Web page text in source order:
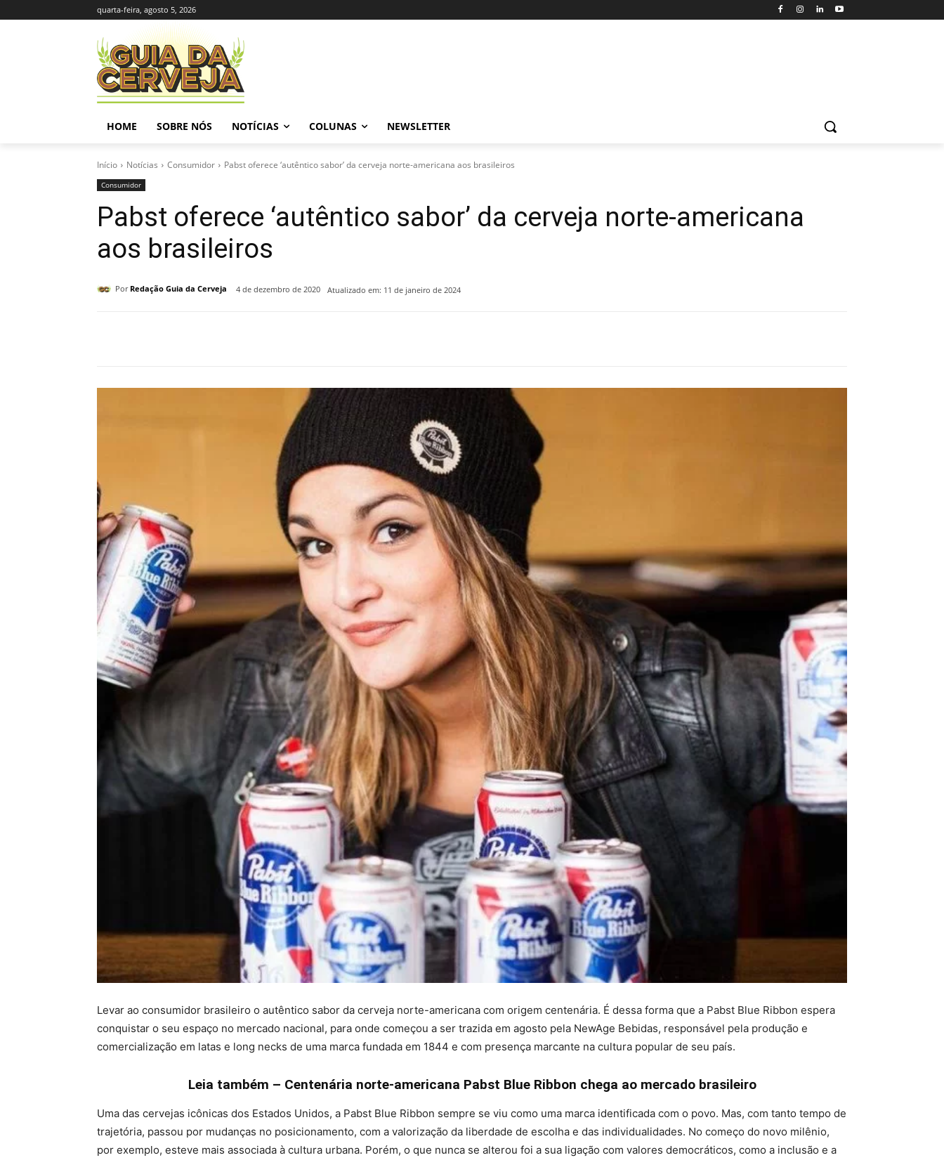
quarta-feira, agosto 5, 2026
HOME SOBRE NÓS NOTÍCIAS COLUNAS NEWSLETTER
Início Notícias Consumidor Pabst oferece ‘autêntico sabor’ da cerveja norte-americana aos brasileiros
Consumidor
Pabst oferece ‘autêntico sabor’ da cerveja norte-americana
aos brasileiros
Por Redação Guia da Cerveja 4 de dezembro de 2020 Atualizado em: 11 de janeiro de 2024
Levar ao consumidor brasileiro o autêntico sabor da cerveja norte-americana com origem centenária. É dessa forma que a Pabst Blue Ribbon espera
conquistar o seu espaço no mercado nacional, para onde começou a ser trazida em agosto pela NewAge Bebidas, responsável pela produção e
comercialização em latas e long necks de uma marca fundada em 1844 e com presença marcante na cultura popular de seu país.
Leia também – Centenária norte-americana Pabst Blue Ribbon chega ao mercado brasileiro
Uma das cervejas icônicas dos Estados Unidos, a Pabst Blue Ribbon sempre se viu como uma marca identificada com o povo. Mas, com tanto tempo de
trajetória, passou por mudanças no posicionamento, com a valorização da liberdade de escolha e das individualidades. No começo do novo milênio,
por exemplo, esteve mais associada à cultura urbana. Porém, o que nunca se alterou foi a sua ligação com valores democráticos, como a inclusão e a